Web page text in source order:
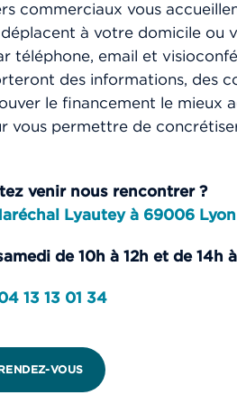
N°40
10
étage
commerciaux vous
à votre domicile ou
téléphone, email et
des informations, des
le financement le mieux
vous permettre de
venir nous rencontrer ?
Lyautey à 69006
de 10h à 12h et de 14h
13 13 01 34
VOUS